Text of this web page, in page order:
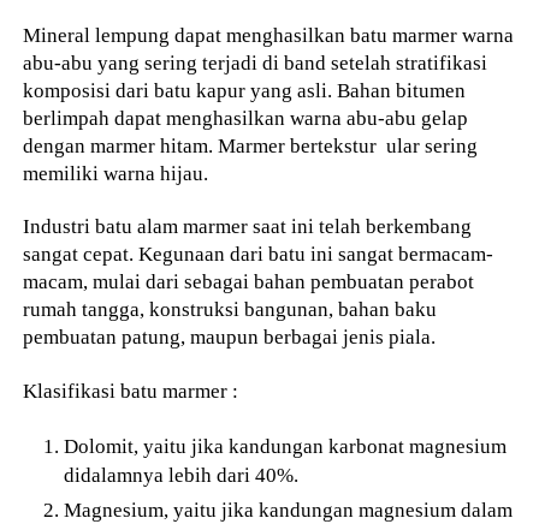
Mineral lempung dapat menghasilkan batu marmer warna
abu-abu yang sering terjadi di band setelah stratifikasi
komposisi dari batu kapur yang asli. Bahan bitumen
berlimpah dapat menghasilkan warna abu-abu gelap
dengan marmer hitam. Marmer bertekstur ular sering
memiliki warna hijau.
Industri batu alam marmer saat ini telah berkembang
sangat cepat. Kegunaan dari batu ini sangat bermacam-
macam, mulai dari sebagai bahan pembuatan perabot
rumah tangga, konstruksi bangunan, bahan baku
pembuatan patung, maupun berbagai jenis piala.
Klasifikasi batu marmer :
Dolomit, yaitu jika kandungan karbonat magnesium
didalamnya lebih dari 40%.
Magnesium, yaitu jika kandungan magnesium dalam